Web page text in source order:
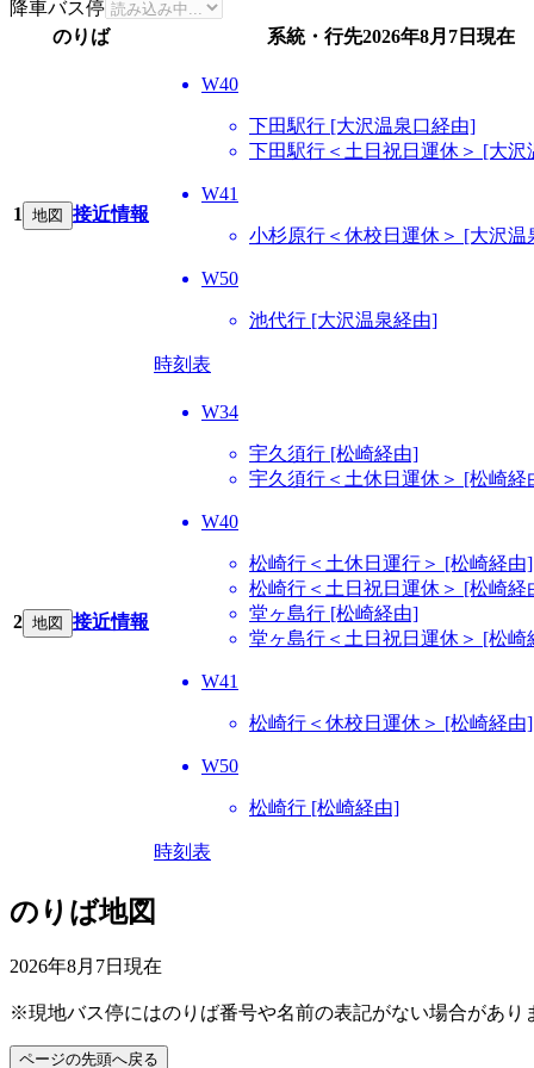
降車バス停
のりば
系統・行先2026年8月7日 現在
1 地図 接近情報
W40
下田駅行 [大沢温泉口経由]
下田駅行＜土日祝日運休＞ [大沢
W41
小杉原行＜休校日運休＞ [大沢温
W50
池代行 [大沢温泉経由]
時刻表
2 地図 接近情報
W34
宇久須行 [松崎経由]
宇久須行＜土休日運休＞ [松崎経
W40
松崎行＜土休日運行＞ [松崎経由]
松崎行＜土日祝日運休＞ [松崎経
堂ヶ島行 [松崎経由]
堂ヶ島行＜土日祝日運休＞ [松崎
W41
松崎行＜休校日運休＞ [松崎経由]
W50
松崎行 [松崎経由]
時刻表
のりば地図
2026年8月7日 現在
※現地バス停にはのりば番号や名前の表記がない場合があり
ページの先頭へ戻る